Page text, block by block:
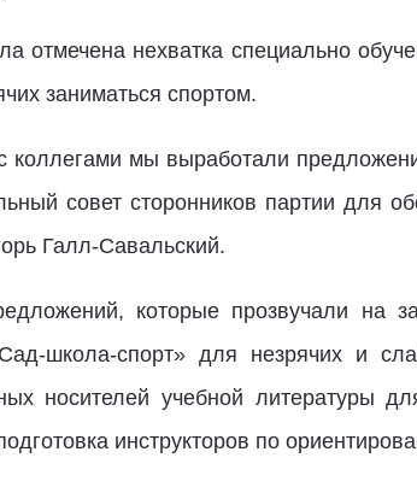
отмечена нехватка специально
заниматься спортом.
коллегами мы выработали
совет сторонников партии для
Галл-Савальский.
которые прозвучали на
школа-спорт» для незрячих и
носителей учебной литературы
инструкторов по